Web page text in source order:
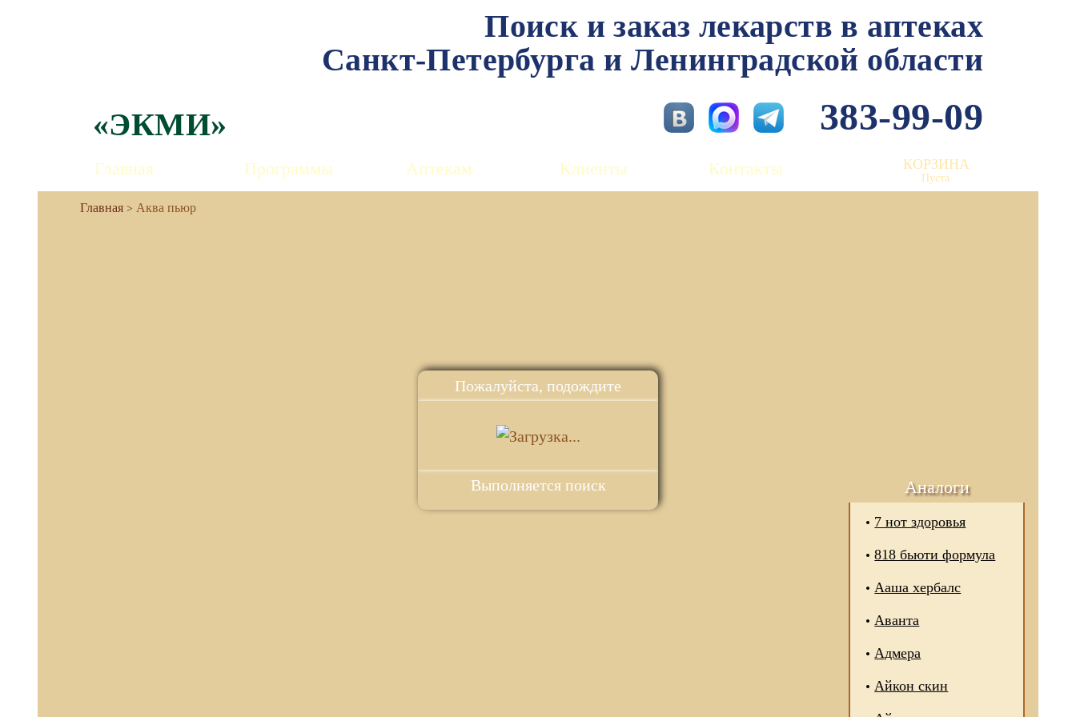
Пожалуйста, подождите
Выполняется поиск
Поиск и заказ лекарств в аптеках
Санкт-Петербурга и Ленинградской области
383-99-09
«ЭКМИ»
Главная Программы Аптекам Клиенты Контакты КОРЗИНА
Пуста
Аква пьюр
Аналоги
7 нот здоровья
818 бьюти формула
Ааша хербалс
Аванта
Адмера
Айкон скин